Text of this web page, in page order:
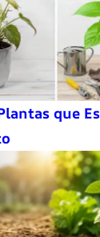
que